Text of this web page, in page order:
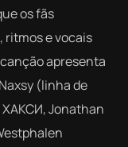
os fãs
ritmos e vocais
apresenta
(linha de
Jonathan